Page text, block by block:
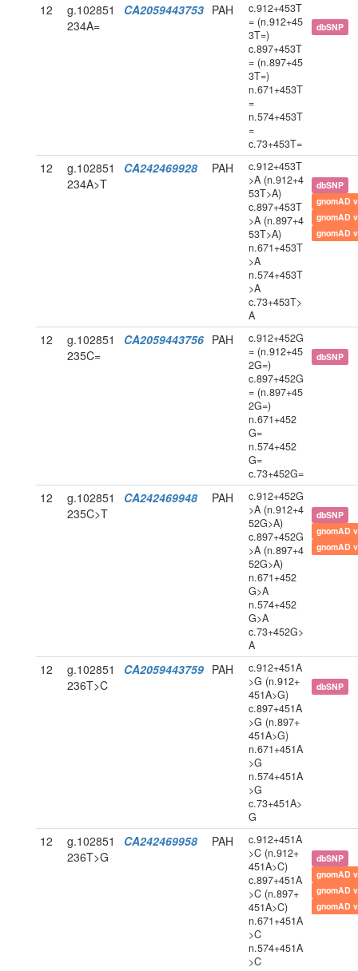
12
g.102851
234A=
CA2059443753 PAH
c.912+453T
= (n.912+45
3T=)
c.897+453T
= (n.897+45
3T=)
n.671+453T
=
n.574+453T
=
c.73+453T=
dbSNP
12
g.102851
234A>T
CA242469928 PAH
c.912+453T
>A (n.912+4
53T>A)
c.897+453T
>A (n.897+4
53T>A)
n.671+453T
>A
n.574+453T
>A
c.73+453T>
A
dbSNP
gnomAD
gnomAD
gnomAD
12
g.102851
235C=
CA2059443756 PAH
c.912+452G
= (n.912+45
2G=)
c.897+452G
= (n.897+45
2G=)
n.671+452
G=
n.574+452
G=
c.73+452G=
dbSNP
12
g.102851
235C>T
CA242469948 PAH
c.912+452G
>A (n.912+4
52G>A)
c.897+452G
>A (n.897+4
52G>A)
n.671+452
G>A
n.574+452
G>A
c.73+452G>
A
dbSNP
gnomAD
gnomAD
12
g.102851
236T>C
CA2059443759 PAH
c.912+451A
>G (n.912+
451A>G)
c.897+451A
>G (n.897+
451A>G)
n.671+451A
>G
n.574+451A
>G
c.73+451A>
G
dbSNP
12
g.102851
236T>G
CA242469958 PAH
c.912+451A
>C (n.912+
451A>C)
c.897+451A
>C (n.897+
451A>C)
n.671+451A
>C
n.574+451A
>C
dbSNP
gnomAD
gnomAD
gnomAD